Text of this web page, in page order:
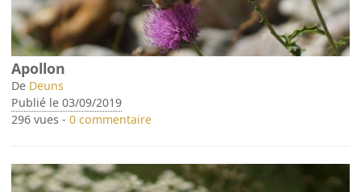
Apollon
De Deuns
Publié le 03/09/2019
296 vues -0 commentaire